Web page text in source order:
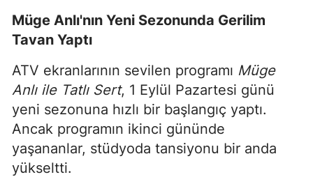
Müge Anlı'nın Yeni Sezonunda Gerilim
Tavan Yaptı
ATV ekranlarının sevilen programı Müge
Anlı ile Tatlı Sert, 1 Eylül Pazartesi günü
yeni sezonuna hızlı bir başlangıç yaptı.
Ancak programın ikinci gününde
yaşananlar, stüdyoda tansiyonu bir anda
yükseltti.